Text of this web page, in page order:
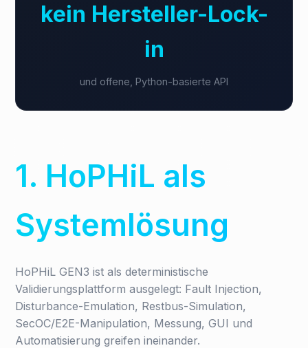
kein Hersteller-Lock-
in
und offene, Python-basierte API
1. HoPHiL als
Systemlösung
HoPHiL GEN3 ist als deterministische
Validierungsplattform ausgelegt: Fault Injection,
Disturbance-Emulation, Restbus-Simulation,
SecOC/E2E-Manipulation, Messung, GUI und
Automatisierung greifen ineinander.